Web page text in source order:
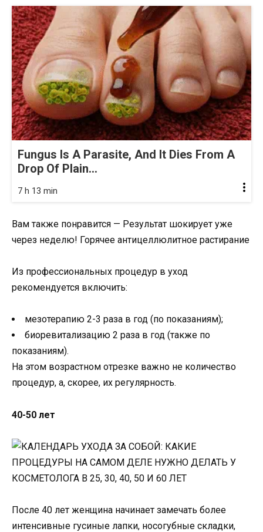
Fungus Is A Parasite, And It Dies From A
Drop Of Plain...
7 h 13 min
Вам также понравится — Результат шокирует уже
через неделю! Горячее антицеллюлитное растирание
Из профессиональных процедур в уход
рекомендуется включить:
мезотерапию 2-3 раза в год (по показаниям);
биоревитализацию 2 раза в год (также по
показаниям).
На этом возрастном отрезке важно не количество
процедур, а, скорее, их регулярность.
40-50 лет
После 40 лет женщина начинает замечать более
интенсивные гусиные лапки, носогубные складки,